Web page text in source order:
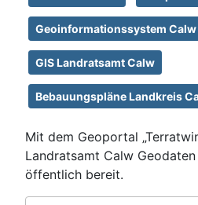
Geoinformationssystem Calw
GIS Landratsamt Calw
Bebauungspläne Landkreis
Mit dem Geoportal
Landratsamt Calw
öffentlich bereit.